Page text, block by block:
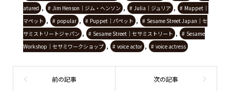
atured , Jim Henson｜ジム・ヘンソン , Julia｜ジュリア ,
Muppet｜
マペット , popular , Puppet｜パペット ,
Sesame Street Japan｜セ
サミストリートジャパン , Sesame Street｜セサミストリート ,
Sesame
Workshop｜セサミワークショップ , voice actor , voice actress